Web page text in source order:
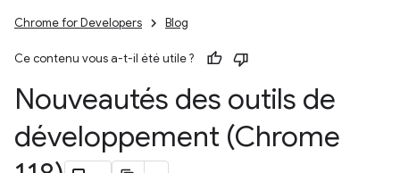
Chrome for Developers Blog
Ce contenu vous a-t-il été utile ?
Nouveautés des outils de
développement (Chrome